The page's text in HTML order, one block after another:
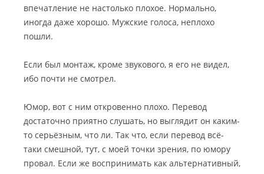
впечатление не настолько плохое. Нормально,
иногда даже хорошо. Мужские голоса, неплохо
пошли.
Если был монтаж, кроме звукового, я его не видел,
ибо почти не смотрел.
Юмор, вот с ним откровенно плохо. Перевод
достаточно приятно слушать, но выглядит он каким-
то серьёзным, что ли. Так что, если перевод всё-
таки смешной, тут, с моей точки зрения, по юмору
провал. Если же воспринимать как альтернативный,